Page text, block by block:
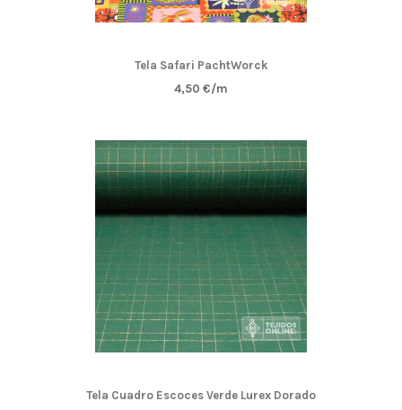
Tela Safari PachtWorck
4,50 €/m
Tela Cuadro Escoces Verde Lurex Dorado